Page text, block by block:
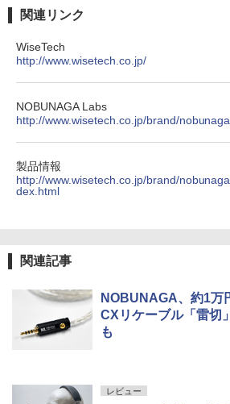
関連リンク
WiseTech
http://www.wisetech.co.jp/
NOBUNAGA Labs
http://www.wisetech.co.jp/brand/
製品情報
http://www.wisetech.co.jp/brand/
dex.html
関連記事
NOBUNAGA、約1万
CXリケーブル「雷切
も
レビュー